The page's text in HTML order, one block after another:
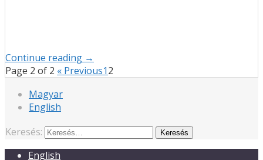
Continue reading →
Page 2 of 2 « Previous12
Magyar
English
Keresés:
English